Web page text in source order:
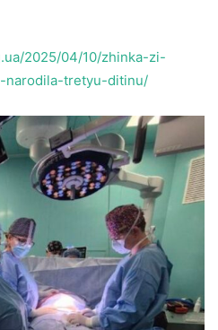
2025/04/10/zhinka-zi-
narodila-tretyu-ditinu/